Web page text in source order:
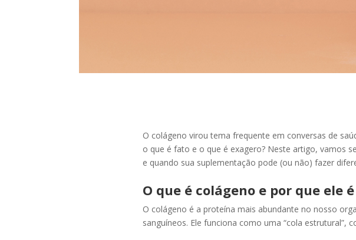
O colágeno virou tema frequente em conversas de
o que é fato e o que é exagero? Neste artigo, vamos
e quando sua suplementação pode (ou não) fazer
O que é colágeno e por que ele
O colágeno é a proteína mais abundante no nosso
sanguíneos. Ele funciona como uma “cola estrutural”,